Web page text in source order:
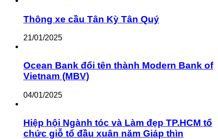
Thông xe cầu Tân Kỳ Tân Quý
21/01/2025
Ocean Bank đổi tên thành Modern Bank of
Vietnam (MBV)
04/01/2025
Hiệp hội Ngành tóc và Làm đẹp TP.HCM tổ
chức giỗ tổ đầu xuân năm Giáp thìn